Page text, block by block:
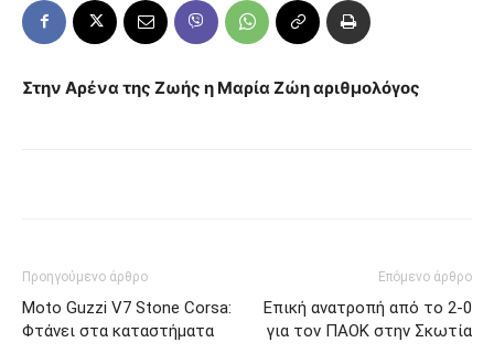
Στην Αρένα της Ζωής η Μαρία Ζώη αριθμολόγος
Προηγούμενο άρθρο
Moto Guzzi V7 Stone Corsa:
Φτάνει στα καταστήματα
Επόμενο άρθρο
Επική ανατροπή από το 2-0
για τον ΠΑΟΚ στην Σκωτία